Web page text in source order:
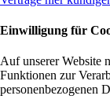
Einwilligung für
Auf unserer Website
Funktionen zur
personenbezogenen